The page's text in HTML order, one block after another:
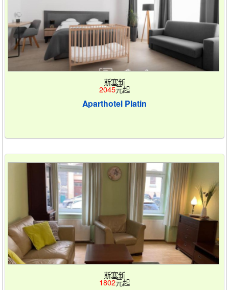
斯塞新
2045元起
Aparthotel Platin
斯塞新
1802元起